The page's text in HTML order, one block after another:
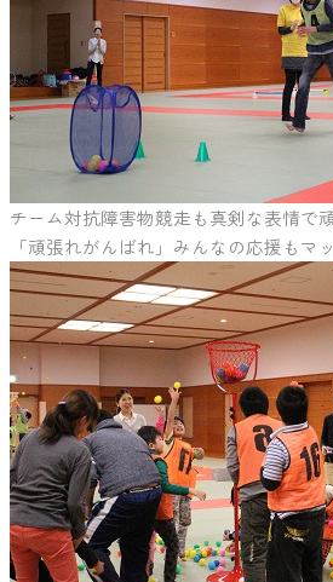
チーム対抗障害物競走も真剣な表情で
「頑張れがんばれ」みんなの応援もマ